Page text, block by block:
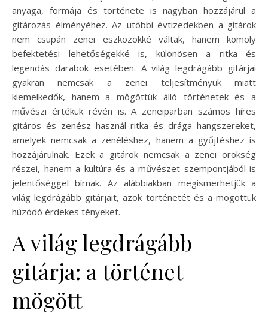
anyaga, formája és története is nagyban hozzájárul a
gitározás élményéhez. Az utóbbi évtizedekben a gitárok
nem csupán zenei eszközökké váltak, hanem komoly
befektetési lehetőségekké is, különösen a ritka és
legendás darabok esetében. A világ legdrágább gitárjai
gyakran nemcsak a zenei teljesítményük miatt
kiemelkedők, hanem a mögöttük álló történetek és a
művészi értékük révén is. A zeneiparban számos híres
gitáros és zenész használ ritka és drága hangszereket,
amelyek nemcsak a zenéléshez, hanem a gyűjtéshez is
hozzájárulnak. Ezek a gitárok nemcsak a zenei örökség
részei, hanem a kultúra és a művészet szempontjából is
jelentőséggel bírnak. Az alábbiakban megismerhetjük a
világ legdrágább gitárjait, azok történetét és a mögöttük
húzódó érdekes tényeket.
A világ legdrágább
gitárja: a történet
mögött